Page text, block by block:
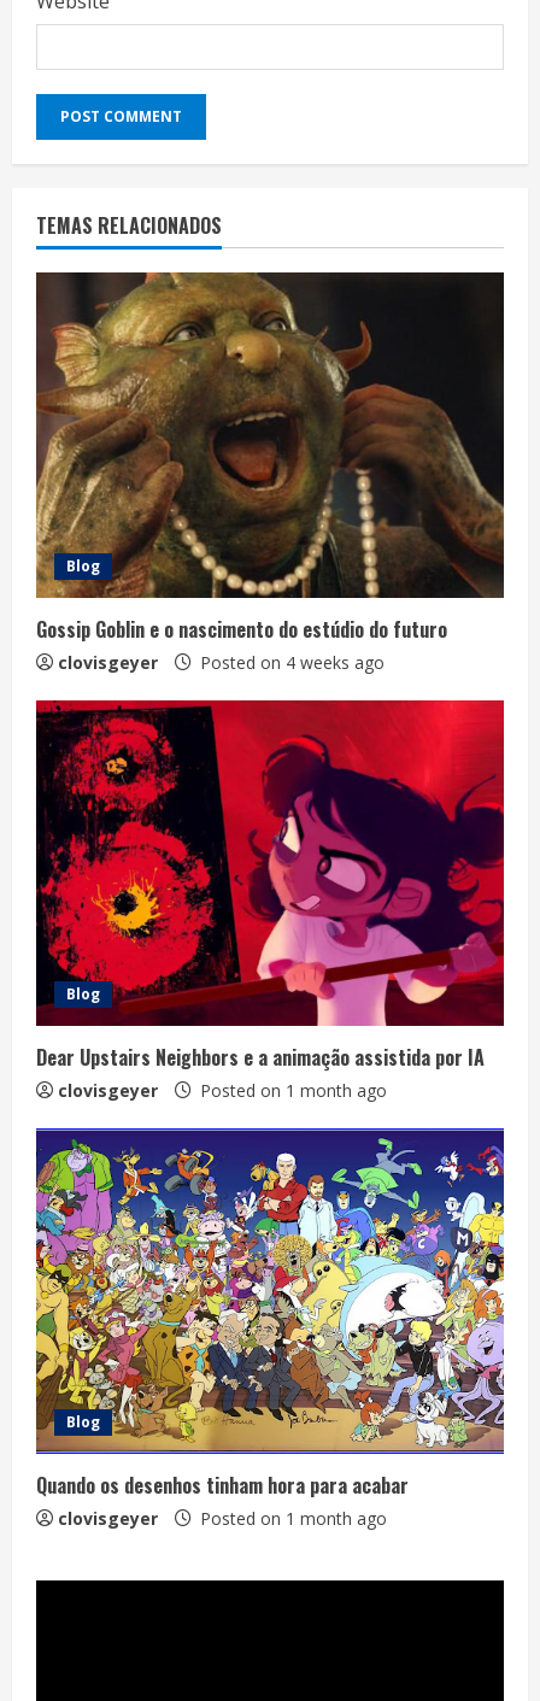
TEMAS RELACIONADOS
Blog
Gossip Goblin e o nascimento do estúdio do futuro
clovisgeyer Posted on 4 weeks ago
Blog
Dear Upstairs Neighbors e a animação assistida por IA
clovisgeyer Posted on 1 month ago
Blog
Quando os desenhos tinham hora para acabar
clovisgeyer Posted on 1 month ago